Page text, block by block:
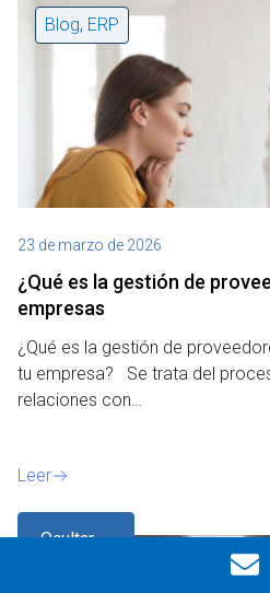
Ocultar
Blog, ERP
23 de marzo de 2026
¿Qué es la gestión de
empresas
¿Qué es la gestión de
tu empresa? Se trata del
relaciones con…
Leer